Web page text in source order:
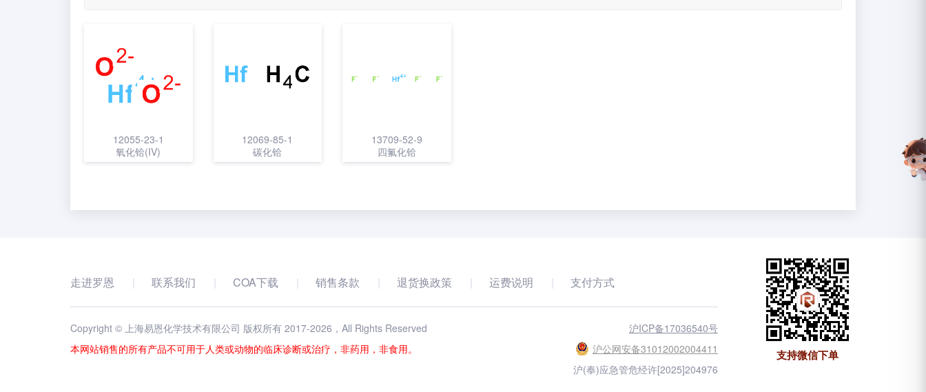
12055-23-1
氧化铪(IV)
12069-85-1
碳化铪
13709-52-9
四氟化铪
走进罗恩 联系我们 COA下载 销售条款 退货换政策 运费说明 支付方式
Copyright © 上海易恩化学技术有限公司 版权所有 2017-2026 ，All Rights Reserved
沪ICP备17036540号
本网站销售的所有产品不可用于人类或动物的临床诊断或治疗，非药用，非食用。
沪公网安备31012002004411
沪(奉)应急管危经许[2025]204976
支持微信下单